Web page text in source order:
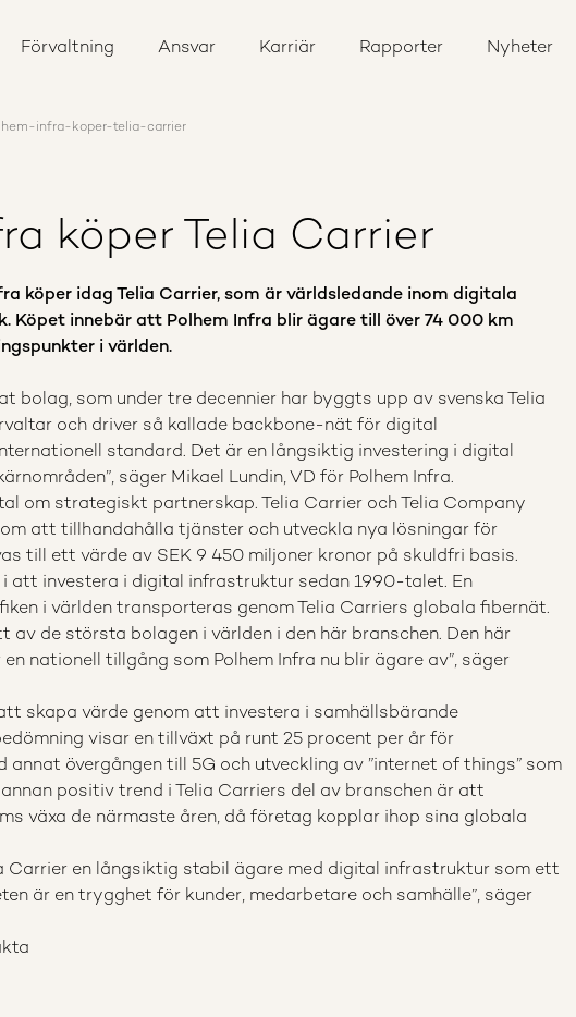
Förvaltning Ansvar Karriär Rapporter Nyheter
infra-koper-telia-carrier
köper Telia Carrier
köper idag Telia Carrier, som är världsledande inom digitala
innebär att Polhem Infra blir ägare till över 74 000 km
i världen.
bolag, som under tre decennier har byggts upp av svenska Telia
och driver så kallade backbone-nät för digital
standard. Det är en långsiktig investering i digital
säger Mikael Lundin, VD för Polhem Infra.
om strategiskt partnerskap. Telia Carrier och Telia Company
att tillhandahålla tjänster och utveckla nya lösningar för
till ett värde av SEK 9 450 miljoner kronor på skuldfri basis.
i att investera i digital infrastruktur sedan 1990-talet. En
i världen transporteras genom Telia Carriers globala fibernät.
av de största bolagen i världen i den här branschen. Den här
nationell tillgång som Polhem Infra nu blir ägare av”, säger
skapa värde genom att investera i samhällsbärande
visar en tillväxt på runt 25 procent per år för
övergången till 5G och utveckling av ”internet of things” som
positiv trend i Telia Carriers del av branschen är att
växa de närmaste åren, då företag kopplar ihop sina globala
Carrier en långsiktig stabil ägare med digital infrastruktur som ett
är en trygghet för kunder, medarbetare och samhälle”, säger